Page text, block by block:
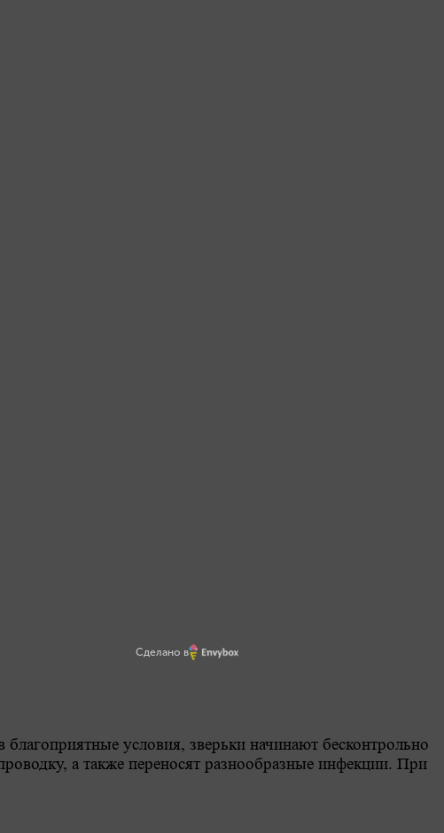
условия, зверьки начинают бесконтрольно
а также переносят разнообразные инфекции. При
Сделано в